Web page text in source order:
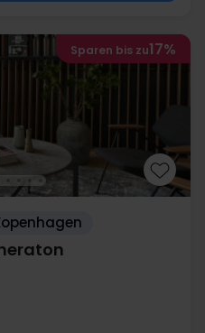
Sparen bis zu17%